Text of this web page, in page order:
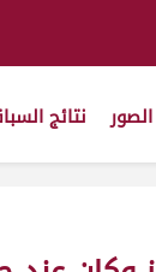
الصور نتائج